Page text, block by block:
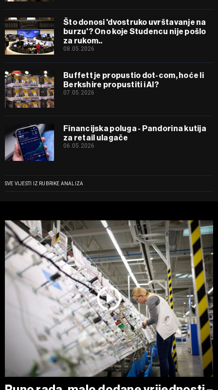
Što donosi 'dvostruko uvrštavanje na
burzu'? Ono koje Studencu nije pošlo
za rukom..
08.05.2026
Buffett je propustio dot-com, hoće li
Berkshire propustiti i AI?
07.05.2026
Financijska poluga - Pandorina kutija
za retail ulagače
06.05.2026
SVE VIJESTI IZ RUBRIKE ANALIZA